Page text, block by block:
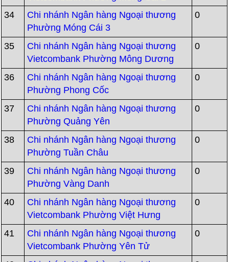
34
Chi nhánh Ngân hàng Ngoại thương
Phường Móng Cái 3
0
35
Chi nhánh Ngân hàng Ngoại thương
Vietcombank Phường Mông Dương
0
36
Chi nhánh Ngân hàng Ngoại thương
Phường Phong Cốc
0
37
Chi nhánh Ngân hàng Ngoại thương
Phường Quảng Yên
0
38
Chi nhánh Ngân hàng Ngoại thương
Phường Tuần Châu
0
39
Chi nhánh Ngân hàng Ngoại thương
Phường Vàng Danh
0
40
Chi nhánh Ngân hàng Ngoại thương
Vietcombank Phường Việt Hưng
0
41
Chi nhánh Ngân hàng Ngoại thương
Vietcombank Phường Yên Tử
0